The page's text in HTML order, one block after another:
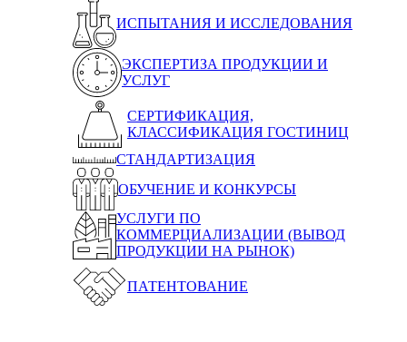
ИСПЫТАНИЯ И ИССЛЕДОВАНИЯ
ЭКСПЕРТИЗА ПРОДУКЦИИ И
УСЛУГ
СЕРТИФИКАЦИЯ,
КЛАССИФИКАЦИЯ ГОСТИНИЦ
СТАНДАРТИЗАЦИЯ
ОБУЧЕНИЕ И КОНКУРСЫ
УСЛУГИ ПО
КОММЕРЦИАЛИЗАЦИИ (ВЫВОД
ПРОДУКЦИИ НА РЫНОК)
ПАТЕНТОВАНИЕ